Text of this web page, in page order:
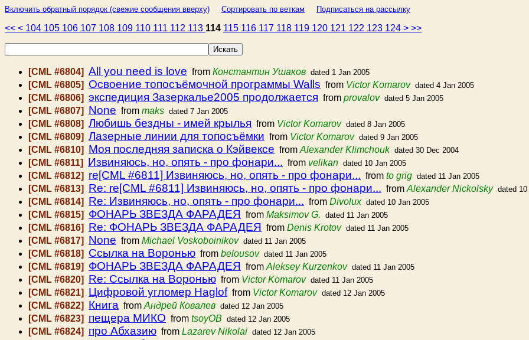
Включить обратный порядок (свежие сообщения вверху) Сортировать по веткам Подписаться на рассылку
<< < 104 105 106 107 108 109 110 111 112 113 114 115 116 117 118 119 120 121 122 123 124 > >>
[CML #6804] All you need is love from Константин Ушаков dated 1 Jan 2005
[CML #6805] Освоение топосъёмочной программы Walls from Victor Komarov dated 4 Jan 2005
[CML #6806] экспедиция Зазеркалье2005 продолжается from provalov dated 5 Jan 2005
[CML #6807] None from maks dated 7 Jan 2005
[CML #6808] Любишь бездны - имей крылья from Victor Komarov dated 8 Jan 2005
[CML #6809] Лазерные линии для топосъёмки from Victor Komarov dated 9 Jan 2005
[CML #6810] Моя последняя записка о Кэйвексе from Alexander Klimchouk dated 30 Dec 2004
[CML #6811] Извиняюсь, но, опять - про фонари... from velikan dated 10 Jan 2005
[CML #6812] re[CML #6811] Извиняюсь, но, опять - про фонари... from to grig dated 11 Jan 2005
[CML #6813] Re: re[CML #6811] Извиняюсь, но, опять - про фонари... from Alexander Nickolsky dated
[CML #6814] Re: Извиняюсь, но, опять - про фонари... from Divolux dated 10 Jan 2005
[CML #6815] ФОНАРЬ ЗВЕЗДА ФАРАДЕЯ from Maksimov G. dated 11 Jan 2005
[CML #6816] Re: ФОНАРЬ ЗВЕЗДА ФАРАДЕЯ from Denis Krotov dated 11 Jan 2005
[CML #6817] None from Michael Voskoboinikov dated 11 Jan 2005
[CML #6818] Ссылка на Воронью from belousov dated 11 Jan 2005
[CML #6819] ФОНАРЬ ЗВЕЗДА ФАРАДЕЯ from Aleksey Kurzenkov dated 11 Jan 2005
[CML #6820] Re: Ссылка на Воронью from Victor Komarov dated 11 Jan 2005
[CML #6821] Цифровой угломер Hagloffrom Victor Komarov dated 12 Jan 2005
[CML #6822] Книга from Андрей Ковалев dated 12 Jan 2005
[CML #6823] пещера МИКО from tsoyOB dated 12 Jan 2005
[CML #6824] про Абхазию from Lazarev Nikolai dated 12 Jan 2005